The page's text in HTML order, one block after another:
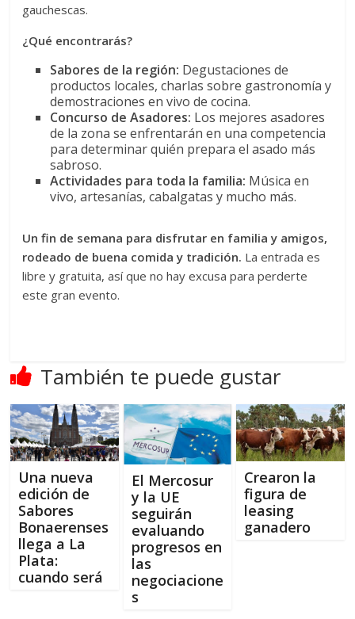
gauchescas.
¿Qué encontrarás?
Sabores de la región: Degustaciones de
productos locales, charlas sobre gastronomía y
demostraciones en vivo de cocina.
Concurso de Asadores: Los mejores asadores
de la zona se enfrentarán en una competencia
para determinar quién prepara el asado más
sabroso.
Actividades para toda la familia: Música en
vivo, artesanías, cabalgatas y mucho más.
Un fin de semana para disfrutar en familia y amigos,
rodeado de buena comida y tradición. La entrada es
libre y gratuita, así que no hay excusa para perderte
este gran evento.
También te puede gustar
Una nueva
edición de
Sabores
Bonaerenses
llega a La
Plata:
cuando será
El Mercosur
y la UE
seguirán
evaluando
progresos en
las
negociacione
s
Crearon la
figura de
leasing
ganadero